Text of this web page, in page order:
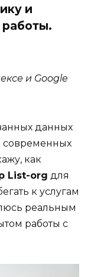
и
и Google
данных
современных
как
List-org для
к услугам
реальным
работы с